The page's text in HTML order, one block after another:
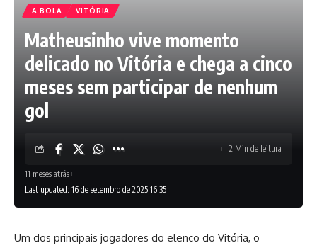
A BOLA VITÓRIA
Matheusinho vive momento
delicado no Vitória e chega a cinco
meses sem participar de nenhum
gol
Last updated: 16 de setembro de 2025 16:35
11 meses atrás
2 Min de leitura
Um dos principais jogadores do elenco do Vitória, o